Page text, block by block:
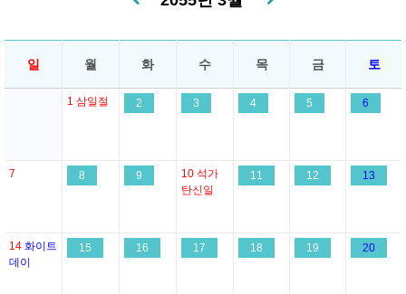
일 월 화 수 목 금 토
1 삼일절 2 3 4 5 6
7 8 9 10 석가
탄신일
11 12 13
14 화이트
데이
15 16 17 18 19 20